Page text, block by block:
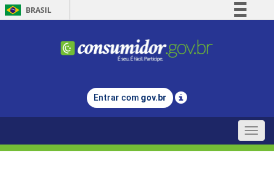
BRASIL
Comunica BR
Legislação
Entrar com gov.br
Toggle